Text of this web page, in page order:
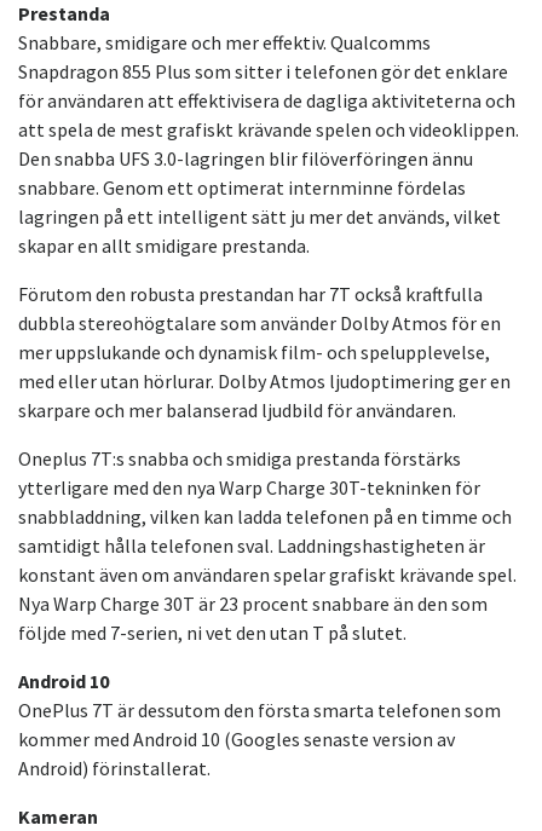
Prestanda
Snabbare, smidigare och mer effektiv. Qualcomms
Snapdragon 855 Plus som sitter i telefonen gör det enklare
för användaren att effektivisera de dagliga aktiviteterna och
att spela de mest grafiskt krävande spelen och videoklippen.
Den snabba UFS 3.0-lagringen blir filöverföringen ännu
snabbare. Genom ett optimerat internminne fördelas
lagringen på ett intelligent sätt ju mer det används, vilket
skapar en allt smidigare prestanda.
Förutom den robusta prestandan har 7T också kraftfulla
dubbla stereohögtalare som använder Dolby Atmos för en
mer uppslukande och dynamisk film- och spelupplevelse,
med eller utan hörlurar. Dolby Atmos ljudoptimering ger en
skarpare och mer balanserad ljudbild för användaren.
Oneplus 7T:s snabba och smidiga prestanda förstärks
ytterligare med den nya Warp Charge 30T-tekninken för
snabbladdning, vilken kan ladda telefonen på en timme och
samtidigt hålla telefonen sval. Laddningshastigheten är
konstant även om användaren spelar grafiskt krävande spel.
Nya Warp Charge 30T är 23 procent snabbare än den som
följde med 7-serien, ni vet den utan T på slutet.
Android 10
OnePlus 7T är dessutom den första smarta telefonen som
kommer med Android 10 (Googles senaste version av
Android) förinstallerat.
Kameran